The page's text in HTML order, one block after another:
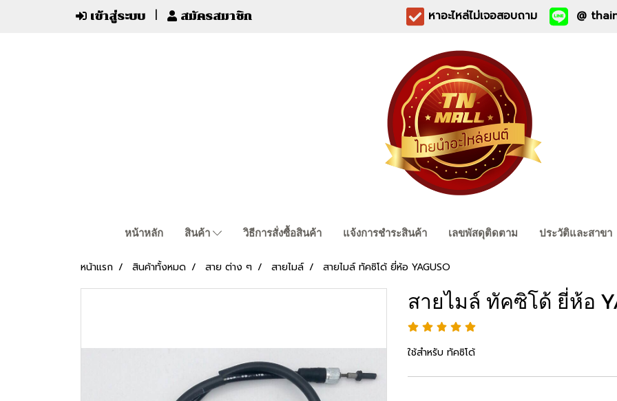
เข้าสู่ระบบ สมัครสมาชิก หาอะไหล่ไม่เจอสอบถาม @
หน้าหลัก สินค้า วิธีการสั่งซื้อสินค้า แจ้งการชำระสินค้า เลขพัสดุติดตาม ประวัติและสาขา
หน้าแรก สินค้าทั้งหมด สาย ต่าง ๆ สายไมล์ สายไมล์ ทัคซิโด้ ยี่ห้อ YAGUSO
สายไมล์ ทัคซิโด้ ยี่ห้อ
ใช้สำหรับ ทัคซิโด้